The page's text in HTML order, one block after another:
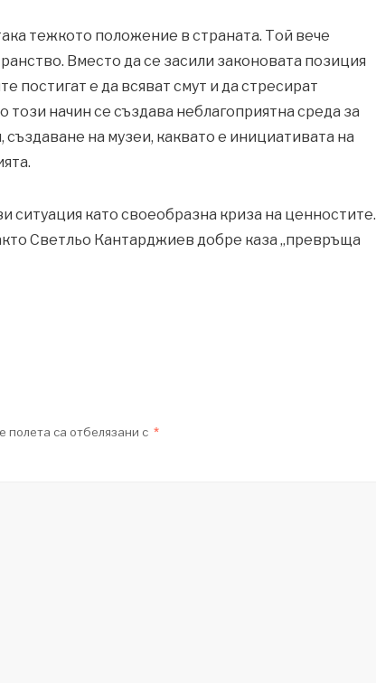
тежкото положение в страната. Той вече
Вместо да се засили законовата позиция
постигат е да всяват смут и да стресират
начин се създава неблагоприятна среда за
на музеи, каквато е инициативата на
ситуация като своеобразна криза на ценностите.
Светльо Кантарджиев добре каза „превръща
полета са отбелязани с *